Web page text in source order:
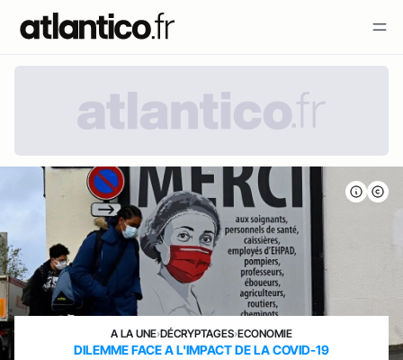
A LA UNE›DÉCRYPTAGES›ECONOMIE
DILEMME FACE A L'IMPACT DE LA COVID-19